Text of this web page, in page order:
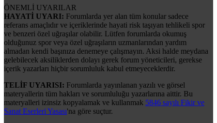
ÖNEMLİ UYARILAR
HAYATİ UYARI: Forumlarda yer alan tüm konular sadece
referans amaçlıdır ve içeriklerinde hayati risk taşıyan tehlikeli spor
ve benzeri özel uğraşılar olabilir. Lütfen forumlarda okumuş
olduğunuz spor veya özel uğraşıların uzmanlarından yardım
almadan kendi başınıza denemeye çalışmayın. Aksi halde meydana
gelebilecek aksiliklerden dolayı gerek forum yöneticileri, gerekse
içerik yazarları hiçbir sorumluluk kabul etmeyeceklerdir.
TELİF UYARISI: Forumlarda yayınlanan yazılı ve görsel
materyallerin tüm hakları ve sorumluluğu yazarlarına aittir. Bu
materyalleri izinsiz kopyalamak ve kullanmak 5846 sayılı Fikir ve
Sanat Eserleri Yasası'na göre suçtur.